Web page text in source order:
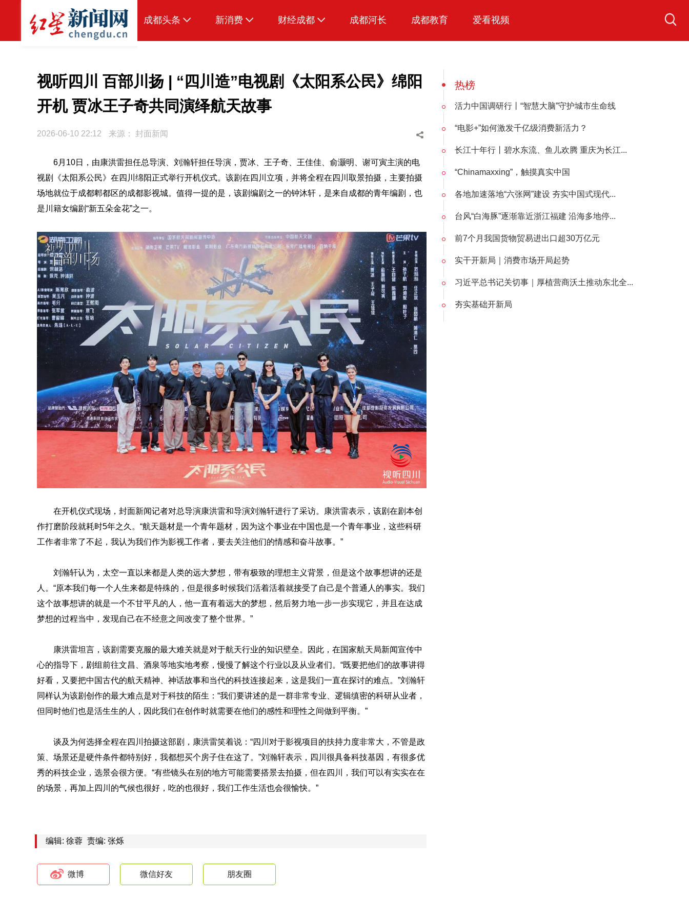
成都头条
本地
国内
传真机
公示
新消费 财经成都 成都河长 成都教育 爱看视频
视听四川 百部川扬 | “四川造”电视剧《太阳系公民》绵阳
开机 贾冰王子奇共同演绎航天故事
2026-06-10 22:12 来源： 封面新闻
6月10日，由康洪雷担任总导演、刘瀚轩担任导演，贾冰、王子奇、王佳佳、俞灏明、谢可寅主演的电
视剧《太阳系公民》在四川绵阳正式举行开机仪式。该剧在四川立项，并将全程在四川取景拍摄，主要拍摄
场地就位于成都郫都区的成都影视城。值得一提的是，该剧编剧之一的钟沐轩，是来自成都的青年编剧，也
是川籍女编剧“新五朵金花”之一。
在开机仪式现场，封面新闻记者对总导演康洪雷和导演刘瀚轩进行了采访。康洪雷表示，该剧在剧本创
作打磨阶段就耗时5年之久。“航天题材是一个青年题材，因为这个事业在中国也是一个青年事业，这些科研
工作者非常了不起，我认为我们作为影视工作者，要去关注他们的情感和奋斗故事。”
刘瀚轩认为，太空一直以来都是人类的远大梦想，带有极致的理想主义背景，但是这个故事想讲的还是
人。“原本我们每一个人生来都是特殊的，但是很多时候我们活着活着就接受了自己是个普通人的事实。我们
这个故事想讲的就是一个不甘平凡的人，他一直有着远大的梦想，然后努力地一步一步实现它，并且在达成
梦想的过程当中，发现自己在不经意之间改变了整个世界。”
康洪雷坦言，该剧需要克服的最大难关就是对于航天行业的知识壁垒。因此，在国家航天局新闻宣传中
心的指导下，剧组前往文昌、酒泉等地实地考察，慢慢了解这个行业以及从业者们。“既要把他们的故事讲得
好看，又要把中国古代的航天精神、神话故事和当代的科技连接起来，这是我们一直在探讨的难点。”刘瀚轩
同样认为该剧创作的最大难点是对于科技的陌生：“我们要讲述的是一群非常专业、逻辑缜密的科研从业者，
但同时他们也是活生生的人，因此我们在创作时就需要在他们的感性和理性之间做到平衡。”
谈及为何选择全程在四川拍摄这部剧，康洪雷笑着说：“四川对于影视项目的扶持力度非常大，不管是政
策、场景还是硬件条件都特别好，我都想买个房子住在这了。”刘瀚轩表示，四川很具备科技基因，有很多优
秀的科技企业，选景会很方便。“有些镜头在别的地方可能需要搭景去拍摄，但在四川，我们可以有实实在在
的场景，再加上四川的气候也很好，吃的也很好，我们工作生活也会很愉快。”
编辑: 徐蓉 责编: 张烁
微博 微信好友 朋友圈
热榜
活力中国调研行丨“智慧大脑”守护城市生命线
“电影+”如何激发千亿级消费新活力？
长江十年行丨碧水东流、鱼儿欢腾 重庆为长江...
“Chinamaxxing”，触摸真实中国
各地加速落地“六张网”建设 夯实中国式现代...
台风“白海豚”逐渐靠近浙江福建 沿海多地停...
前7个月我国货物贸易进出口超30万亿元
实干开新局｜消费市场开局起势
习近平总书记关切事｜厚植营商沃土推动东北全...
夯实基础开新局